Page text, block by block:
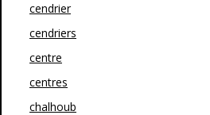
cendrier
cendriers
centre
centres
chalhoub